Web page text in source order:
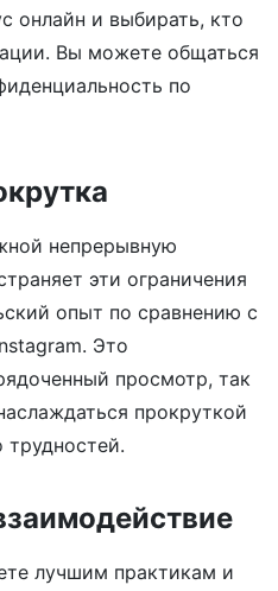
онлайн и выбирать, кто
Вы можете общаться
по
непрерывную
эти ограничения
опыт по сравнению с
Это
просмотр, так
прокруткой
трудностей.
лучшим практикам и